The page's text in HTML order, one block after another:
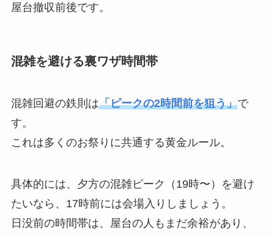
屋台撤収前後です。
混雑を避ける裏ワザ時間帯
混雑回避の鉄則は「ピークの2時間前を狙う」で
す。
これは多くのお祭りに共通する黄金ルール。
具体的には、夕方の混雑ピーク（19時〜）を避け
たいなら、17時前には会場入りしましょう。
日没前の時間帯は、屋台の人もまだ余裕があり、